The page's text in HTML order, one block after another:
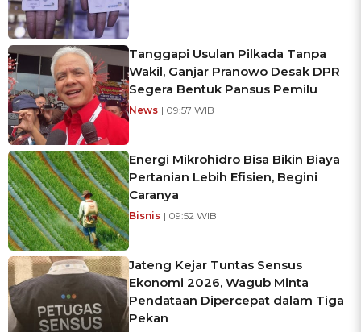
Tanggapi Usulan Pilkada Tanpa
Wakil, Ganjar Pranowo Desak DPR
Segera Bentuk Pansus Pemilu
News | 09:57 WIB
Energi Mikrohidro Bisa Bikin Biaya
Pertanian Lebih Efisien, Begini
Caranya
Bisnis | 09:52 WIB
Jateng Kejar Tuntas Sensus
Ekonomi 2026, Wagub Minta
Pendataan Dipercepat dalam Tiga
Pekan